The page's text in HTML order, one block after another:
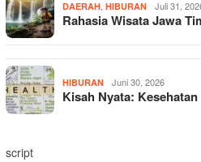
DAERAH, HIBURAN Juli 31,
Rahasia Wisata Jawa
HIBURAN Juni 30, 2026
Kisah Nyata:
script